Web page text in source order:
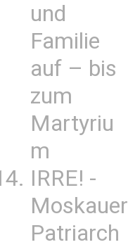
und
Familie
auf – bis
zum
Martyriu
m
IRRE! -
Moskauer
Patriarch